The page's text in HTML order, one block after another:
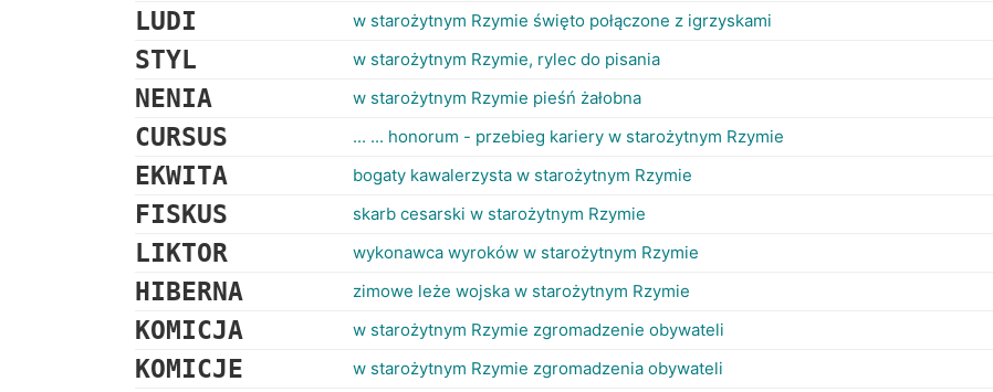
LUDI w starożytnym Rzymie święto połączone z igrzyskami
STYL w starożytnym Rzymie, rylec do pisania
NENIA w starożytnym Rzymie pieśń żałobna
CURSUS ... ... honorum - przebieg kariery w starożytnym Rzymie
EKWITA bogaty kawalerzysta w starożytnym Rzymie
FISKUS skarb cesarski w starożytnym Rzymie
LIKTOR wykonawca wyroków w starożytnym Rzymie
HIBERNA zimowe leże wojska w starożytnym Rzymie
KOMICJA w starożytnym Rzymie zgromadzenie obywateli
KOMICJE w starożytnym Rzymie zgromadzenia obywateli